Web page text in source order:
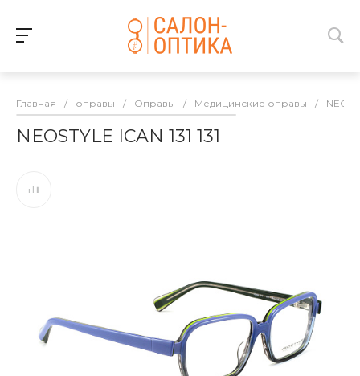
Главная / оправы / Оправы / Медицинские оправы /
NEOSTYLE ICAN 131 131